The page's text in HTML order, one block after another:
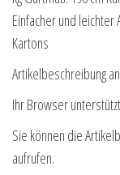
Einfacher und leichter
Kartons
Artikelbeschreibung
Ihr Browser
Sie können die
aufrufen.